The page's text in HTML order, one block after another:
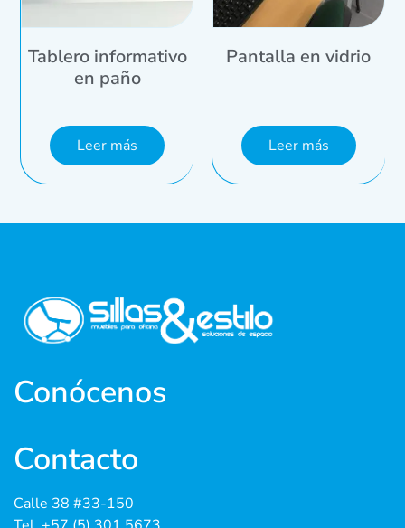
Tablero informativo
en paño
Leer más
Pantalla en vidrio
Leer más
Conócenos
Contacto
Calle 38 #33-150